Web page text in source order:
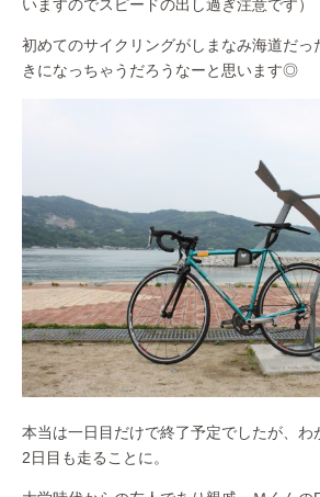
いますのでスピードの出し過ぎ注意です）
初めてのサイクリングがしまなみ海道だっ
きになっちゃうだろうなーと思います◎
本当は一日目だけで終了予定でしたが、わ
2日目も走ることに。